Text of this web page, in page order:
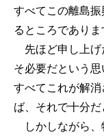
すべてこの離島
るところでありま
先ほど申し上げ
そ必要だという
すべてこれが解
ば、それで十分だ
しかしながら、